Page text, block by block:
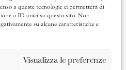
a queste tecnologie ci permetterà di
o ID unici su questo sito. Non
su alcune caratteristiche e
Visualizza le preferenze